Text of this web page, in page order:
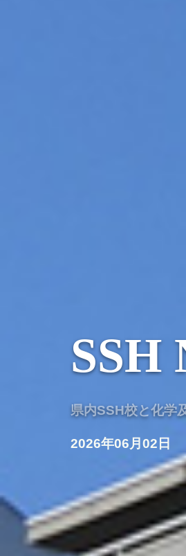
SSH
県内SSH校と化学
2026年06月02日